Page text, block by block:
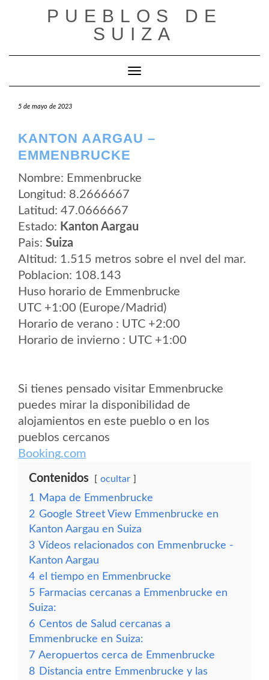
PUEBLOS DE
SUIZA
Cambiar modo de navegación
5 de mayo de 2023
KANTON AARGAU –
EMMENBRUCKE
Nombre: Emmenbrucke
Longitud: 8.2666667
Latitud: 47.0666667
Estado: Kanton Aargau
Pais: Suiza
Altitud: 1.515 metros sobre el nvel del mar.
Poblacion: 108.143
Huso horario de Emmenbrucke
UTC +1:00 (Europe/Madrid)
Horario de verano : UTC +2:00
Horario de invierno : UTC +1:00
Si tienes pensado visitar Emmenbrucke
puedes mirar la disponibilidad de
alojamientos en este pueblo o en los
pueblos cercanos
Booking.com
Contenidos ocultar
1
Mapa de Emmenbrucke
2 Google Street View Emmenbrucke en
Kanton Aargau en Suiza
3 Vídeos relacionados con Emmenbrucke -
Kanton Aargau
4 el tiempo en Emmenbrucke
5 Farmacias cercanas a Emmenbrucke en
Suiza:
6 Centos de Salud cercanas a
Emmenbrucke en Suiza:
7 Aeropuertos cerca de Emmenbrucke
8 Distancia entre Emmenbrucke y las